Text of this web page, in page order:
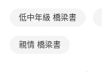
低中年級 橋梁書
親情 橋梁書